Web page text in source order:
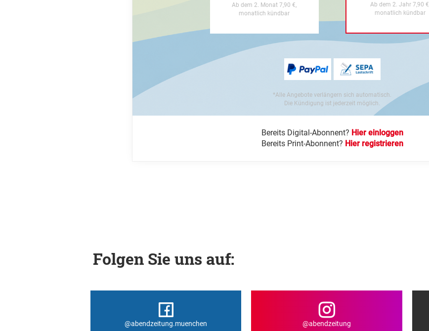
Ab dem 2. Monat 7,90 €,
monatlich kündbar
Ab dem 2. Jahr 7,90 €,
monatlich kündbar
*Alle Angebote verlängern sich automatisch.
Die Kündigung ist jederzeit möglich.
Bereits Digital-Abonnent? Hier einloggen
Bereits Print-Abonnent? Hier registrieren
Folgen Sie uns auf:
@abendzeitung.muenchen @abendzeitung